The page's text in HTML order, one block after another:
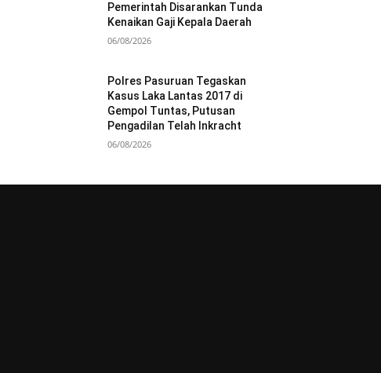
Pemerintah Disarankan Tunda
Kenaikan Gaji Kepala Daerah
06/08/2026
Polres Pasuruan Tegaskan
Kasus Laka Lantas 2017 di
Gempol Tuntas, Putusan
Pengadilan Telah Inkracht
06/08/2026